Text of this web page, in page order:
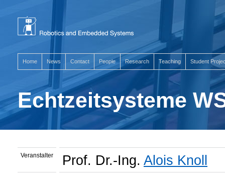
Home News Contact People Research Teaching Student
Echtzeitsysteme
Veranstalter Prof. Dr.-Ing. Alois Knoll